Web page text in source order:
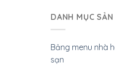
DANH MỤC
Bảng menu nhà
sạn